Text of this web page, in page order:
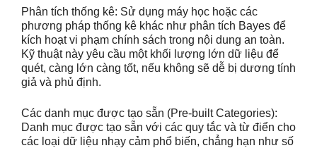
Phân tích thống kê: Sử dụng máy học hoặc các
phương pháp thống kê khác như phân tích Bayes để
kích hoạt vi phạm chính sách trong nội dung an toàn.
Kỹ thuật này yêu cầu một khối lượng lớn dữ liệu để
quét, càng lớn càng tốt, nếu không sẽ dễ bị dương tính
giả và phủ định.
Các danh mục được tạo sẵn (Pre-built Categories):
Danh mục được tạo sẵn với các quy tắc và từ điển cho
các loại dữ liệu nhạy cảm phổ biến, chẳng hạn như số